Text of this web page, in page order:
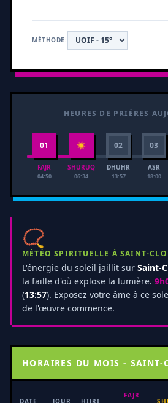
MÉTHODE:
HEURES DE PRIÈRES
01
FAJR
04:50
☀
SHURUQ
06:34
02
DHUHR
13:57
03
ASR
18:00
📿
MÉTÉO SPIRITUELLE À SAINT-
L'énergie du soleil jaillit sur Saint-
la faille d'où explose la lumière.
(13:57). Exposez votre âme à ce
de l'œuvre commence.
HORAIRES DU MOIS - SAINT-
DATE JOUR HIJRI
FAJR